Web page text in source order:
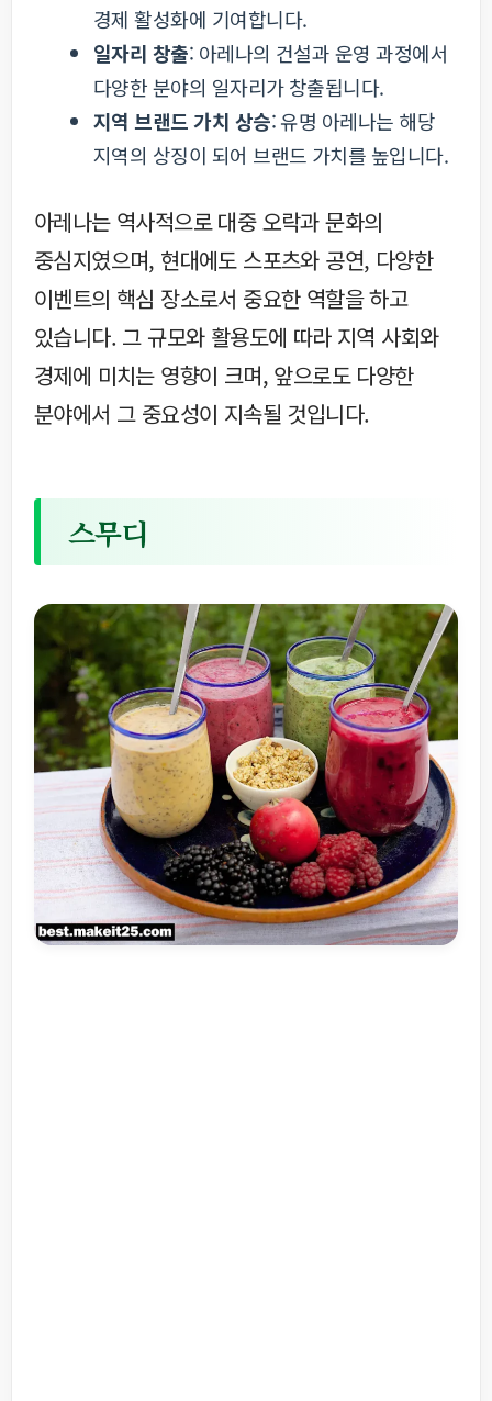
경제 활성화에 기여합니다.
일자리 창출: 아레나의 건설과 운영 과정에서
다양한 분야의 일자리가 창출됩니다.
지역 브랜드 가치 상승: 유명 아레나는 해당
지역의 상징이 되어 브랜드 가치를 높입니다.
아레나는 역사적으로 대중 오락과 문화의
중심지였으며, 현대에도 스포츠와 공연, 다양한
이벤트의 핵심 장소로서 중요한 역할을 하고
있습니다. 그 규모와 활용도에 따라 지역 사회와
경제에 미치는 영향이 크며, 앞으로도 다양한
분야에서 그 중요성이 지속될 것입니다.
스무디